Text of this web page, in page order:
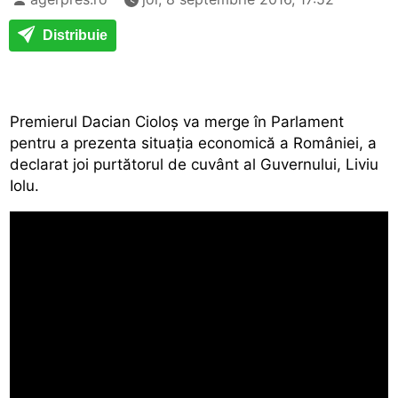
Distribuie
Premierul Dacian Cioloș va merge în Parlament
pentru a prezenta situația economică a României, a
declarat joi purtătorul de cuvânt al Guvernului, Liviu
Iolu.